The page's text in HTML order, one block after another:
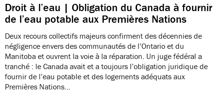
Droit à l’eau | Obligation du Canada à fournir
de l’eau potable aux Premières Nations
Deux recours collectifs majeurs confirment des décennies de
négligence envers des communautés de l’Ontario et du
Manitoba et ouvrent la voie à la réparation. Un juge fédéral a
tranché : le Canada avait et a toujours l’obligation juridique de
fournir de l’eau potable et des logements adéquats aux
Premières Nations…